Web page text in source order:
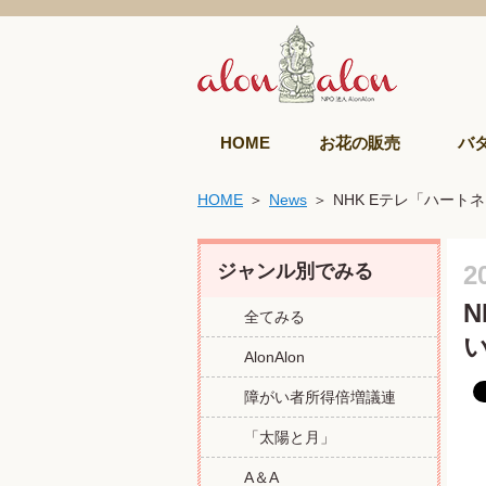
HOME お花の販売 バ
HOME News NHK Eテレ「ハート
ジャンル別でみる
全てみる
AlonAlon
障がい者所得倍増議連
「太陽と月」
A＆A